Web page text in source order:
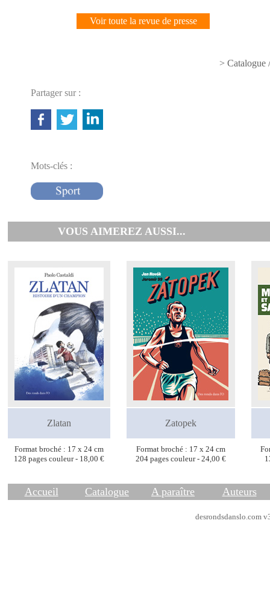
Voir toute la revue de presse
> Catalogue
Partager sur :
Mots-clés :
VOUS AIMEREZ AUSSI...
Zlatan Zatopek
Format broché : 17 x 24 cm
128 pages couleur - 18,00 €
Format broché : 17 x 24 cm
204 pages couleur - 24,00 €
Accueil Catalogue A paraître Auteurs
desrondsdanslo.com